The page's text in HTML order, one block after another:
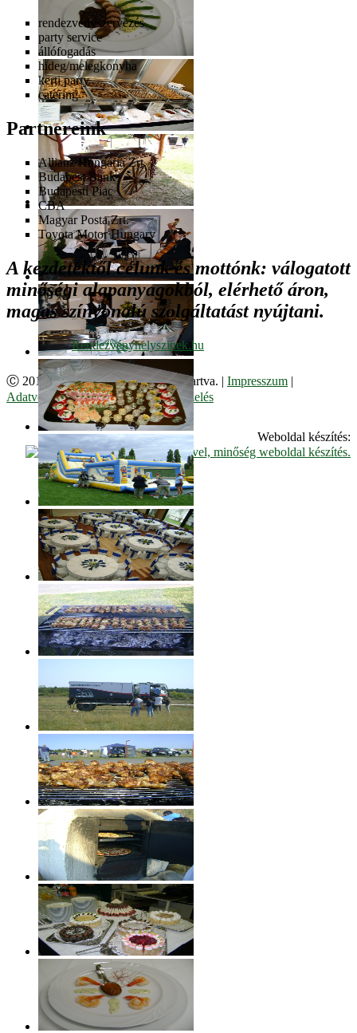
rendezvényszervezés
party service
állófogadás
hideg/melegkonyha
kerti party
catering
Partnereink
Allianz Hungária Zrt.
Budapest Bank
Budapesti Piac
CBA
Magyar Posta Zrt.
Toyota Motor Hungary
A kezdetektől célunk és mottónk: válogatott
minőségi alapanyagokból, elérhető áron,
magas színvonalú szolgáltatást nyújtani.
Ⓒ 2017. Juzso Bt. Minden jog fenntartva. | Impresszum |
Adatvédelmi Szabályzat|Cookie kezelés
Weboldal készítés: